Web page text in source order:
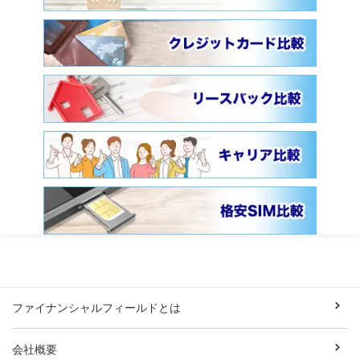
ファイナンシャルフィールドとは
会社概要